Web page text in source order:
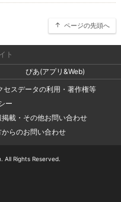
ページの先頭へ
ト
ぴあ(アプリ&Web)
セスデータの利用・著作権等
ー
載・その他お問い合わせ
らのお問い合わせ
All Rights Reserved.